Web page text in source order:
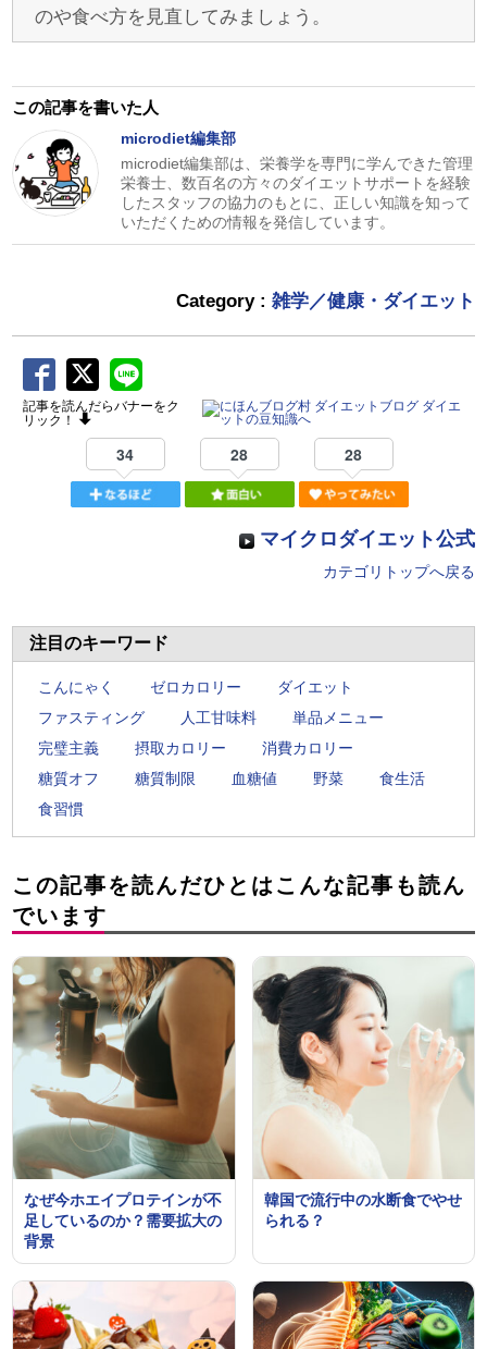
のや食べ方を見直してみましょう。
この記事を書いた人
microdiet編集部
microdiet編集部は、栄養学を専門に学んできた管理
栄養士、数百名の方々のダイエットサポートを経験
したスタッフの協力のもとに、正しい知識を知って
いただくための情報を発信しています。
Category : 雑学／健康・ダイエット
記事を読んだらバナーをク
リック！
34 28 28
マイクロダイエット公式
カテゴリトップへ戻る
注目のキーワード
こんにゃく ゼロカロリー
ダイエット
ファスティング
人工甘味料
単品メニュー
完璧主義
摂取カロリー
消費カロリー
糖質オフ
糖質制限 血糖値 野菜
食生活
食習慣
この記事を読んだひとはこんな記事も読ん
でいます
なぜ今ホエイプロテインが不
足しているのか？需要拡大の
背景
韓国で流行中の水断食でやせ
られる？